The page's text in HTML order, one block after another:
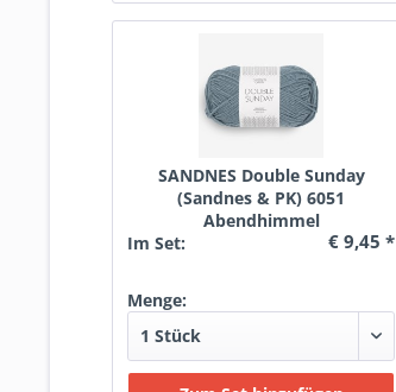
SANDNES Double Sunday
(Sandnes & PK) 6051
Abendhimmel
Im Set:
€ 9,45 *
Menge: